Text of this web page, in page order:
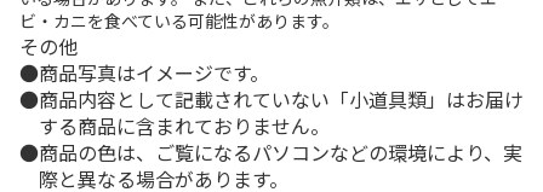
ビ・カニを食べている可能性があります。
その他
商品写真はイメージです。
商品内容として記載されていない「小道具類」はお届け
する商品に含まれておりません。
商品の色は、ご覧になるパソコンなどの環境により、実
際と異なる場合があります。